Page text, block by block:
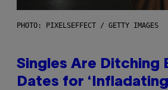
PHOTO: PIXELSEFFECT / GETTY IMAGES
Singles Are Ditching
Dates for